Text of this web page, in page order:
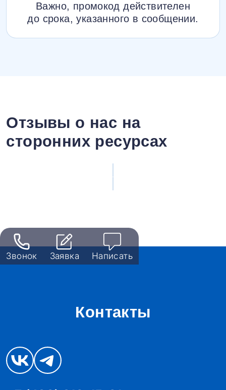
Важно, промокод действителен
до срока, указанного в сообщении.
Отзывы о нас на
сторонних ресурсах
Звонок Заявка Написать
Контакты